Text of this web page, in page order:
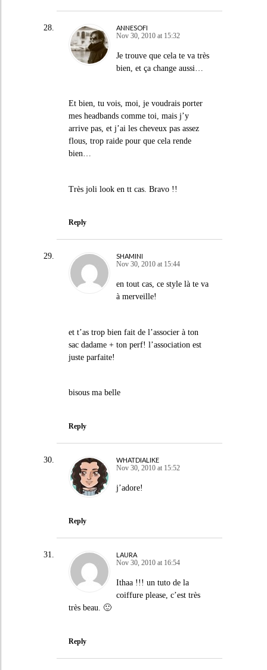
ANNESOFI
Nov 30, 2010 at 15:32
Je trouve que cela te va très
bien, et ça change aussi…
Et bien, tu vois, moi, je voudrais porter
mes headbands comme toi, mais j’y
arrive pas, et j’ai les cheveux pas assez
flous, trop raide pour que cela rende
bien…
Très joli look en tt cas. Bravo !!
Reply
SHAMINI
Nov 30, 2010 at 15:44
en tout cas, ce style là te va
à merveille!
et t’as trop bien fait de l’associer à ton
sac dadame + ton perf! l’association est
juste parfaite!
bisous ma belle
Reply
WHATDIALIKE
Nov 30, 2010 at 15:52
j’adore!
Reply
LAURA
Nov 30, 2010 at 16:54
Ithaa !!! un tuto de la
coiffure please, c’est très
très beau. 🙂
Reply